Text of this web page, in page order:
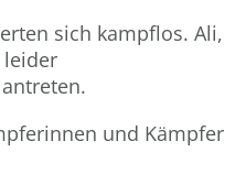
sich kampflos. Ali,
leider
und Kämpfer